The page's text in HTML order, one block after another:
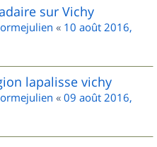
sur Vichy
« 10 août 2016,
lapalisse vichy
« 09 août 2016,